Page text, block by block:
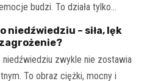
budzi. To działa tylko…
niedźwiedziu – siła, lęk
niedźwiedziu zwykle nie zostawia
To obraz ciężki, mocny i